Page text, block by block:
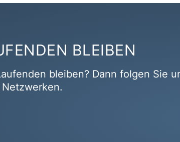
BLEIBEN
bleiben? Dann folgen Sie